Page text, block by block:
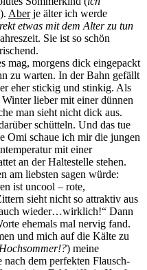
). Aberje älter ich werde
etwas mit dem Alter zu tun
Sie ist so schön
mag, morgens dick eingepackt
zu warten. In der Bahn gefällt
eher stickig und stinkig. Als
lieber mit einer dünnen
man sieht nicht dick aus.
schütteln. Und das tue
Omi schaue ich mir die jungen
mit einer
an der Haltestelle stehen.
am liebsten sagen würde:
ist uncool – rote,
sieht nicht so attraktiv aus
wieder…wirklich!“ Dann
ehemals mal nervig fand.
und mich auf die Kälte zu
Hochsommer!?) meine
dem perfekten Flausch-